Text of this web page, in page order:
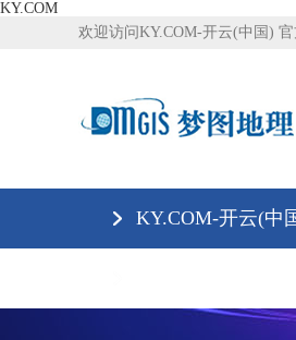
KY.COM
欢迎访问KY.COM-开云(中国) 官
KY.COM-开云(中